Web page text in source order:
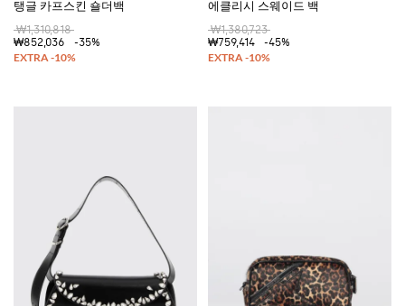
탱글 카프스킨 숄더백
₩1,310,818
₩852,036
-35%
에클리시 스웨이드 백
₩1,380,723
₩759,414
-45%